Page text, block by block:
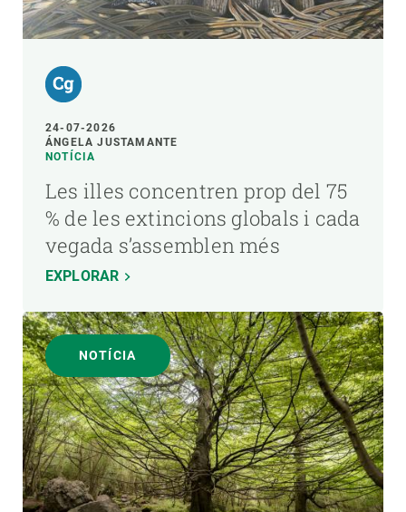
24-07-2026
ÁNGELA JUSTAMANTE
NOTÍCIA
Les illes concentren prop del 75
% de les extincions globals i cada
vegada s’assemblen més
EXPLORAR
NOTÍCIA